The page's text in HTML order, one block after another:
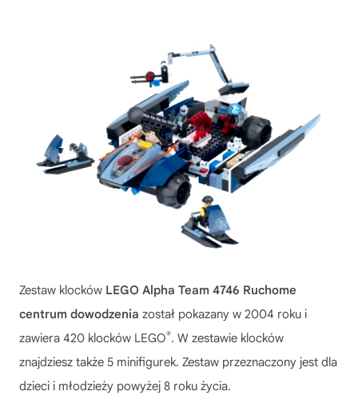
Zestaw klocków LEGO Alpha Team 4746 Ruchome
centrum dowodzenia został pokazany w 2004 roku i
zawiera 420 klocków LEGO®. W zestawie klocków
znajdziesz także 5 minifigurek. Zestaw przeznaczony jest dla
dzieci i młodzieży powyżej 8 roku życia.